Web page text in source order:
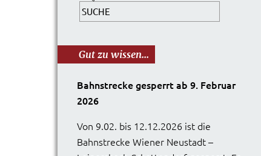
Gut zu wissen...
Bahnstrecke gesperrt ab 9. Februar
2026
Von 9.02. bis 12.12.2026 ist die
Bahnstrecke Wiener Neustadt –